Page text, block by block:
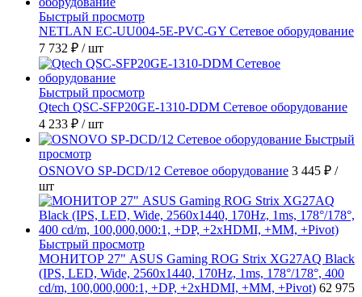
Быстрый просмотр
NETLAN EC-UU004-5E-PVC-GY Сетевое оборудование
7 732 ₽ / шт
Быстрый просмотр
Qtech QSC-SFP20GE-1310-DDM Сетевое оборудование
4 233 ₽ / шт
Быстрый
просмотр
OSNOVO SP-DCD/12 Сетевое оборудование 3 445 ₽ /
шт
Быстрый просмотр
МОНИТОР 27" ASUS Gaming ROG Strix XG27AQ Black
(IPS, LED, Wide, 2560x1440, 170Hz, 1ms, 178°/178°, 400
cd/m, 100,000,000:1, +DP, +2хHDMI, +MM, +Pivot) 62 975